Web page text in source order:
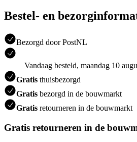
Bestel- en
Bezorgd door PostNL
Vandaag besteld, maandag 10
Gratis thuisbezorgd
Gratis bezorgd in de bouwmarkt
Gratis retourneren in de bouwmarkt
Gratis retourneren in de